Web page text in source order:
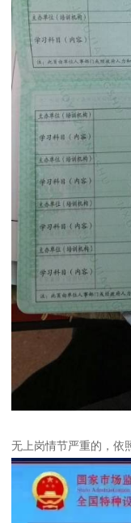
无上岗情节严重的，依